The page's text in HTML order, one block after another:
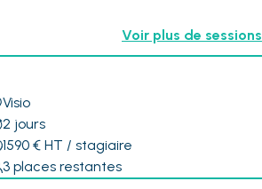
Voir plus de sessions
Visio
2 jours
1590€ HT / stagiaire
3 places restantes